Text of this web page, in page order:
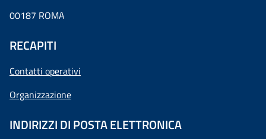
00187 ROMA
RECAPITI
Contatti operativi
Organizzazione
INDIRIZZI DI POSTA ELETTRONICA